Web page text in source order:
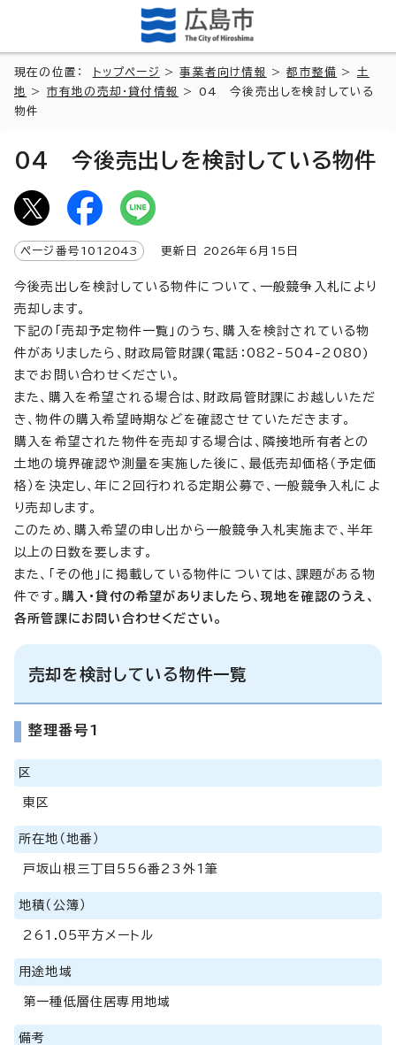
現在の位置： トップページ >事業者向け情報 >都市整備 > 土
地
> 市有地の売却・貸付情報
> 04 今後売出しを検討している
物件
04 今後売出しを検討している物件
ページ番号 1012043 更新日 2026年6月 15 日
今後売出しを検討している物件について、一般競争入札により
売却します。
下記の「売却予定物件一覧」のうち、購入を検討されている物
件がありましたら、財政局管財課(電話：082-504-2080)
までお問い合わせください。
また、購入を希望される場合は、財政局管財課にお越しいただ
き、物件の購入希望時期などを確認させていただきます。
購入を希望された物件を売却する場合は、隣接地所有者との
土地の境界確認や測量を実施した後に、最低売却価格（予定価
格）を決定し、年に2回行われる定期公募で、一般競争入札によ
り売却します。
このため、購入希望の申し出から一般競争入札実施まで、半年
以上の日数を要します。
また、「その他」に掲載している物件については、課題がある物
件です。 購入・貸付の希望がありましたら、現地を確認のうえ、
各所管課にお問い合わせください。
売却を検討している物件一覧
整理番号1
区
東区
所在地（地番）
戸坂山根三丁目556番23外1筆
地積（公簿）
261.05平方メートル
用途地域
第一種低層住居専用地域
備考